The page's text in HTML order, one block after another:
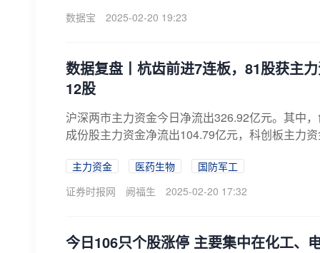
数据宝
2025-02-20 19:23
数据复盘丨杭齿前进7连板，81股获主
12股
沪深两市主力资金今日净流出326.92亿元。其中
成份股主力资金净流出104.79亿元，科创板主力
主力资金 医药生物
国防军工
证券时报网
阙福生 2025-02-20 17:32
今日106只个股涨停 主要集中在化工、